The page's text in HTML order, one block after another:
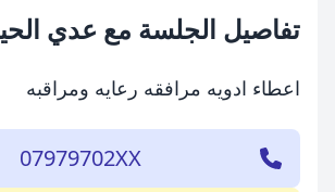
تفاصيل الجلسة مع عدي
اعطاء ادويه مرافقه رعايه ومراقبه
07979702XX